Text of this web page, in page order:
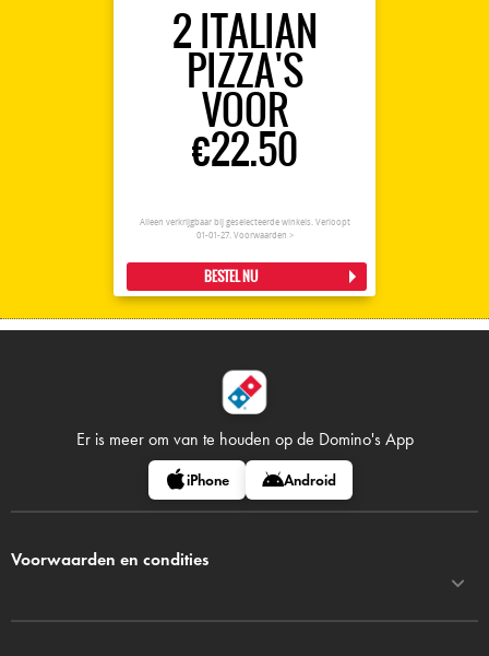
2 ITALIAN
PIZZA'S
VOOR
€22.50
Alleen verkrijgbaar bij geselecteerde winkels. Verloopt
01-01-27. Voorwaarden >
BESTEL NU
Er is meer om van te houden op de Domino's App
iPhone Android
Voorwaarden en condities